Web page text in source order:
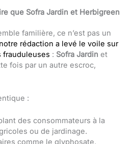
que Sofra Jardin et Herbigreen
familière, ce n’est pas un
notre rédaction a levé le voile sur
frauduleuses : Sofra Jardin et
fois par un autre escroc,
:
des consommateurs à la
ou de jardinage.
comme le glyphosate,